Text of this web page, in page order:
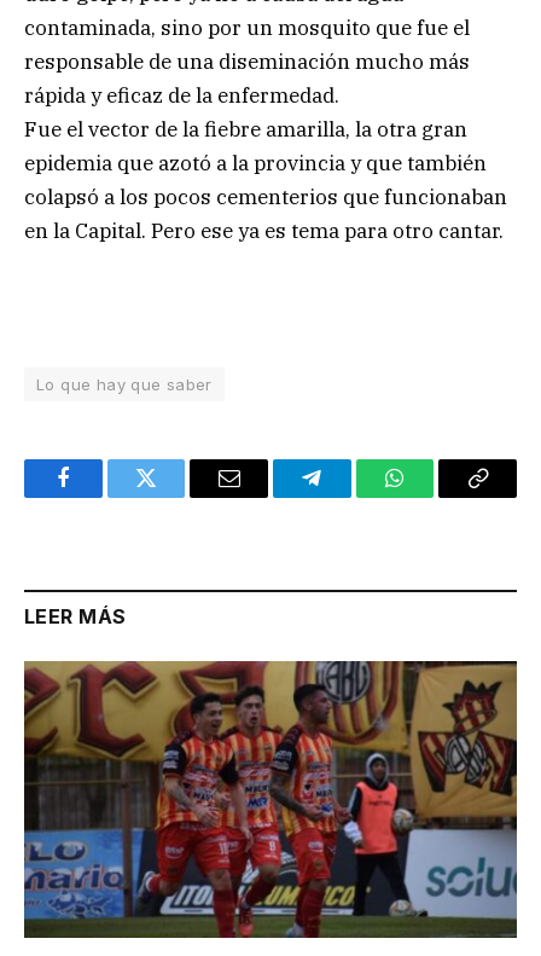
contaminada, sino por un mosquito que fue el
responsable de una diseminación mucho más
rápida y eficaz de la enfermedad.
Fue el vector de la fiebre amarilla, la otra gran
epidemia que azotó a la provincia y que también
colapsó a los pocos cementerios que funcionaban
en la Capital. Pero ese ya es tema para otro cantar.
Lo que hay que saber
FacebookTwitter Email TelegramWhatsAppCopy
LEER MÁS